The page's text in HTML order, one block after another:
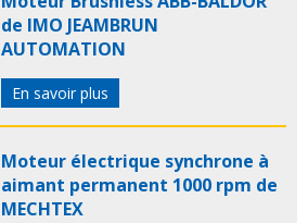
de IMO JEAMBRUN
AUTOMATION
En savoir plus
Moteur électrique synchrone à
aimant permanent 1000 rpm de
MECHTEX